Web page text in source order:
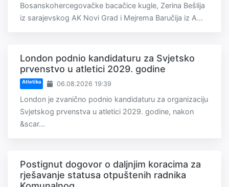
Bosanskohercegovačke bacačice kugle, Zerina Bešlija
iz sarajevskog AK Novi Grad i Mejrema Baručija iz A...
London podnio kandidaturu za Svjetsko
prvenstvo u atletici 2029. godine
Atletika 06.08.2026 19:39
London je zvanično podnio kandidaturu za organizaciju
Svjetskog prvenstva u atletici 2029. godine, nakon
&scar...
Postignut dogovor o daljnjim koracima za
rješavanje statusa otpuštenih radnika